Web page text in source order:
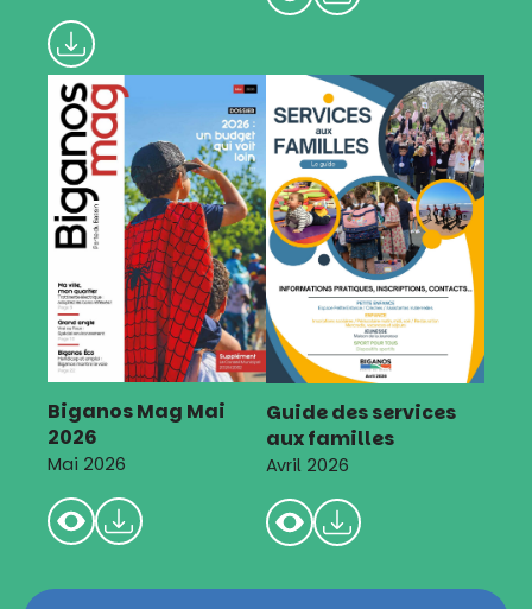
Biganos Mag Mai
2026
Mai 2026
Guide des services
aux familles
Avril 2026